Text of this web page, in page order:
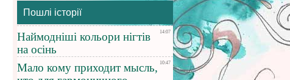
Пошлі історії